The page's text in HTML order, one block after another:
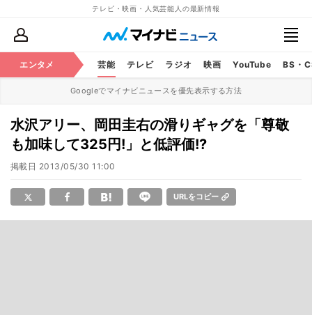
テレビ・映画・人気芸能人の最新情報
エンタメ 芸能 テレビ ラジオ 映画 YouTube BS・
Googleでマイナビニュースを優先表示する方法
水沢アリー、岡田圭右の滑りギャグを「尊敬
も加味して325円!」と低評価!?
掲載日 2013/05/30 11:00
URLをコピー